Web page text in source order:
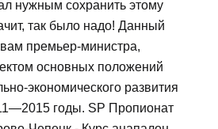
нужным сохранить этому
так было надо! Данный
премьер-министра,
основных положений
экономического развития
годы. SP Пропионат